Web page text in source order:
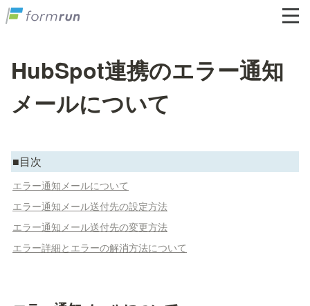
HubSpot連携のエラー通知
メールについて
■目次
エラー通知メールについて
エラー通知メール送付先の設定方法
エラー通知メール送付先の変更方法
エラー詳細とエラーの解消方法について